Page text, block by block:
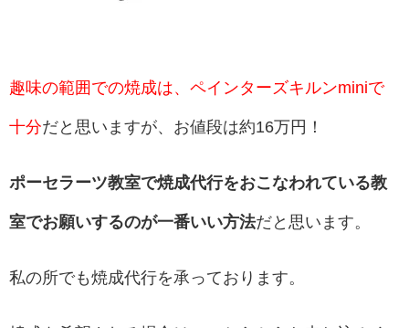
趣味の範囲での焼成は、ペインターズキルンminiで
十分だと思いますが、お値段は約16万円！
ポーセラーツ教室で焼成代行をおこなわれている教
室でお願いするのが一番いい方法だと思います。
私の所でも焼成代行を承っております。